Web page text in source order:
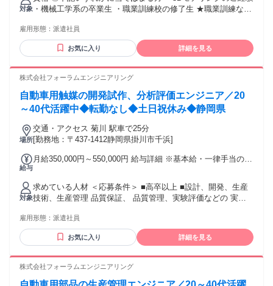
す。 ★賞与 年2回(4ヶ月分) ★昇給 年1回 【年収例】 850万円
／49歳・経験者・入社7年目（月給50万円+賞与＋諸手当）
650万円／36歳・経験者・入社8年目（月給35万円+賞与＋諸
与） 交通費：交通費支給 1か月3万円を上限
対象 ・機械工学系の卒業生 ・職業訓練校の修了生 ★職業訓練な
ルやエンジニアとしての実績がある方は内定前提で選考させ
ていただきます。
雇用形態： 派遣社員
お気に入り 詳細を見る
株式会社フォーラムエンジニアリング
自動車用触媒の開発試作、分析評価エンジニア／20
～40代活躍中◆転勤なし◆土日祝休み◆静岡県
場所
交通・アクセス 菊川 駅車で25分
[勤務地：〒437-1412静岡県掛川市千浜]
給与
月給350,000円～550,000円 給与詳細 ※基本給・一律手当の総
手当】 全員に一律で支払われる通勤・皆勤・家族手当金額：
なし 全員に一律で支払われるその他手当金額：あり 1ヶ月あ
たり1万円 ★給与には月1万円の住宅手当が一律で含まれてい
ます 別途、時間外労働分（1分単位で全額支給）、賞与（年2
分単位で計測し、 所定の割増率を乗じた金額で支給 【手当】
一律住宅手当 1万円(固定給に含む) 交通費全額支給 残業手当
（全額支給） ※サービス残業なし 家族手当 【昇給】 年1回
（4月） 【賞与】 年2回 （7月・12月） ※昨年度支給実績2回
※2.91ヶ月（2025年度実績） ※現職の給与、希望年収を考慮
対象
求めている人材 ＜応募条件＞ ■高卒以上 ■設計、開発、生産
技術、生産管理 品質保証、 品質管理、実験評価などの 実務
実務経験が浅い方や、 初めての転職される方も歓迎。 ※現在
離職中の方も歓迎。 ＝＝＝＝＝＝＝＝＝＝＝＝＝＝＝＝＝ ▶
第二新卒歓迎／初めての転職歓迎◀ ＝＝＝＝＝＝＝＝＝＝＝
っと幅広い製品や技術に携わりたい」 「エンジニアとして市
雇用形態： 派遣社員
お気に入り 詳細を見る
株式会社フォーラムエンジニアリング